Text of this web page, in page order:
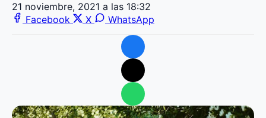
21 noviembre, 2021 a las 18:32
Facebook
X WhatsApp